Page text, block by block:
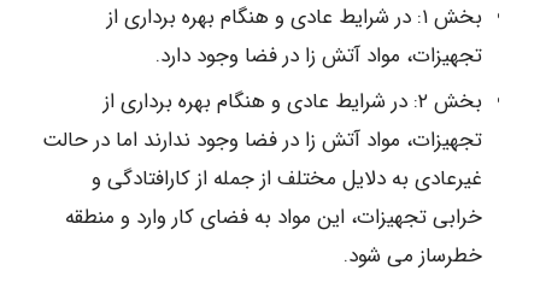
بخش ۱: در شرایط عادی و هنگام بهره برداری از
تجهیزات، مواد آتش زا در فضا وجود دارد.
بخش ۲: در شرایط عادی و هنگام بهره برداری از
تجهیزات، مواد آتش زا در فضا وجود ندارند اما در حالت
غیرعادی به دلایل مختلف از جمله از کارافتادگی و
خرابی تجهیزات، این مواد به فضای کار وارد و منطقه
خطرساز می شود.